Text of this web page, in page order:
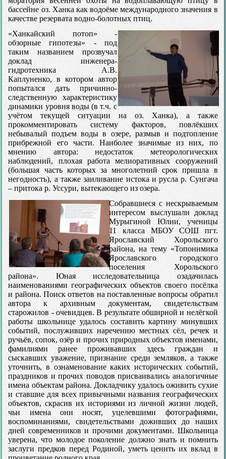
бассейне оз. Ханка как водоёме международного значения в
качестве резервата водно-болотных птиц.
«Ханкайский потоп» -
обзорные гипотезы» - под
таким названием прозвучал
доклад инженера-
гидротехника А.В.
Каплуненко, в котором автор
попытался дать причинно-
следственную характеристику
динамики уровня воды (в т.ч. с
учётом текущей ситуации на оз. Ханка), а также
прокомментировать систему факторов, повлёкших
небывалый подъем воды в озере, размыв и подтопление
прибрежной его части. Наиболее значимые из них, по
мнению автора: недостаток метеорологических
наблюдений, плохая работа мелиоративных сооружений
(большая часть которых за многолетний срок пришла в
негодность), а также заиливание истока и русла р. Сунгача
– притока р. Уссури, вытекающего из озера.
Собравшиеся с нескрываемым
интересом выслушали доклад
Мурыгиной Юлии, ученицы
11 класса МБОУ СОШ пгт.
Ярославский Хорольского
района, на тему «Топонимика
Ярославского городского
поселения Хорольского
района». Юная исследовательница озадачилась
наименованиями географических объектов своего посёлка
и района. Поиск ответов на поставленные вопросы обратил
автора к архивным документам, свидетельствам
старожилов - очевидцев. В результате обширной и нелёгкой
работы школьнице удалось составить картину минувших
событий, послуживших наречению местных сёл, речек и
ручьёв, сопок, озёр и прочих природных объектов именами,
фамилиями ранее проживавших здесь граждан и
сыскавших уважение, признание среди земляков, а также
уточнить, в ознаменование каких исторических событий,
праздников и прочих поводов присваивались аналогичные
имена объектам района. Докладчику удалось оживить сухие
и ставшие для всех привычными названия географических
объектов, скрасив их историями из личной жизни людей,
чьи имена они носят, уцелевшими фотографиями,
воспоминаниями, свидетельствами доживших до наших
дней современников и прочими документами. Школьница
уверена, что молодое поколение должно знать и помнить
заслуги предков перед Родиной, уметь ценить их вклад в